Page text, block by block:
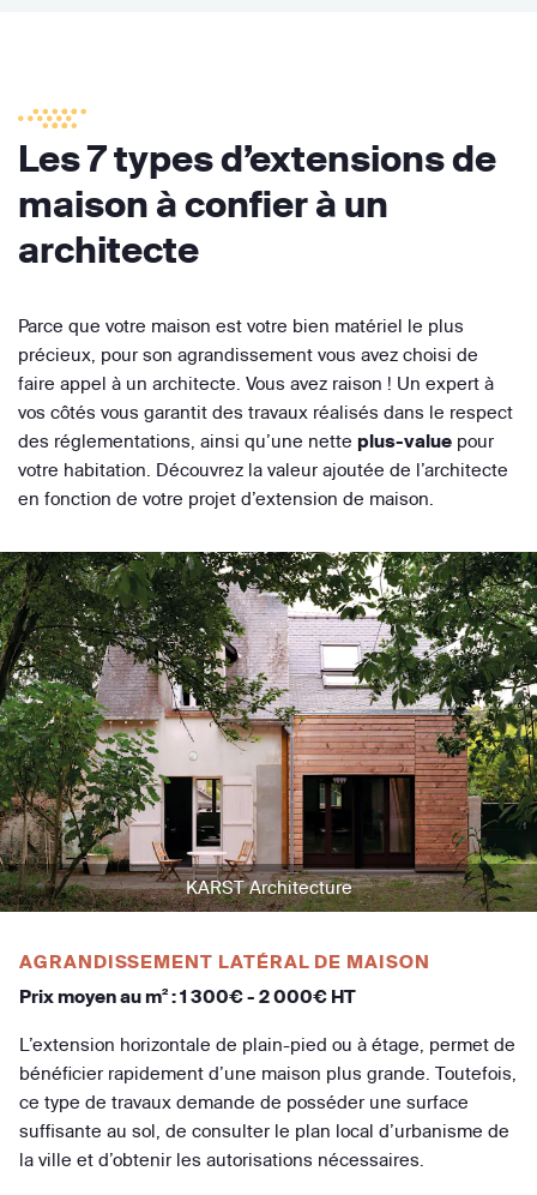
Les 7 types d’extensions de
maison à confier à un
architecte
Parce que votre maison est votre bien matériel le plus
précieux, pour son agrandissement vous avez choisi de
faire appel à un architecte. Vous avez raison ! Un expert à
vos côtés vous garantit des travaux réalisés dans le respect
des réglementations, ainsi qu’une nette plus-value pour
votre habitation. Découvrez la valeur ajoutée de l’architecte
en fonction de votre projet d’extension de maison.
KARST Architecture
AGRANDISSEMENT LATÉRAL DE MAISON
Prix moyen au m² : 1 300€ - 2 000€ HT
L’extension horizontale de plain-pied ou à étage, permet de
bénéficier rapidement d’une maison plus grande. Toutefois,
ce type de travaux demande de posséder une surface
suffisante au sol, de consulter le plan local d’urbanisme de
la ville et d’obtenir les autorisations nécessaires.